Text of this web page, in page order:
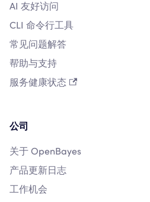
AI 友好访问
CLI 命令行工具
常见问题解答
帮助与支持
服务健康状态
公司
关于 OpenBayes
产品更新日志
工作机会